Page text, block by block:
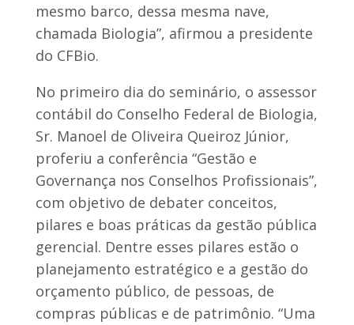
mesmo barco, dessa mesma nave,
chamada Biologia”, afirmou a presidente
do CFBio.
No primeiro dia do seminário, o assessor
contábil do Conselho Federal de Biologia,
Sr. Manoel de Oliveira Queiroz Júnior,
proferiu a conferência “Gestão e
Governança nos Conselhos Profissionais”,
com objetivo de debater conceitos,
pilares e boas práticas da gestão pública
gerencial. Dentre esses pilares estão o
planejamento estratégico e a gestão do
orçamento público, de pessoas, de
compras públicas e de patrimônio. “Uma